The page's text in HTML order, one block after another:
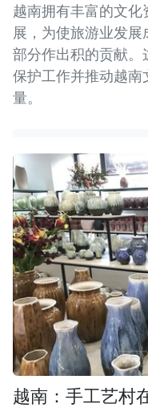
越南拥有丰富的文
展，为使旅游业发
部分作出积的贡献
保护工作并推动越南
量。
越南：手工艺村